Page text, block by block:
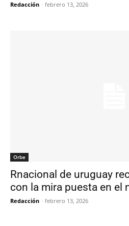
Redacción - febrero 13, 2026
Orbe
Rnacional de uruguay
con la mira puesta en el
Redacción - febrero 13, 2026